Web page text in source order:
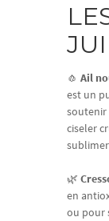
🧄 Ail
est un
soutenir
ciseler
🌿
en
ou pour